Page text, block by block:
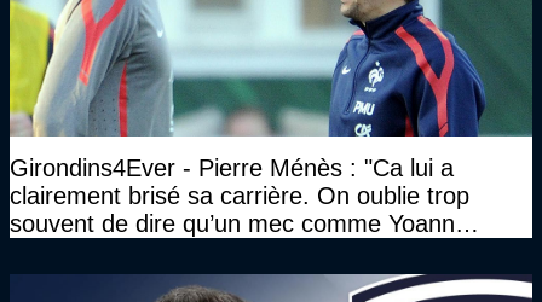
Girondins4Ever - Pierre Ménès : "Ca lui a
clairement brisé sa carrière. On oublie trop
souvent de dire qu’un mec comme Yoann